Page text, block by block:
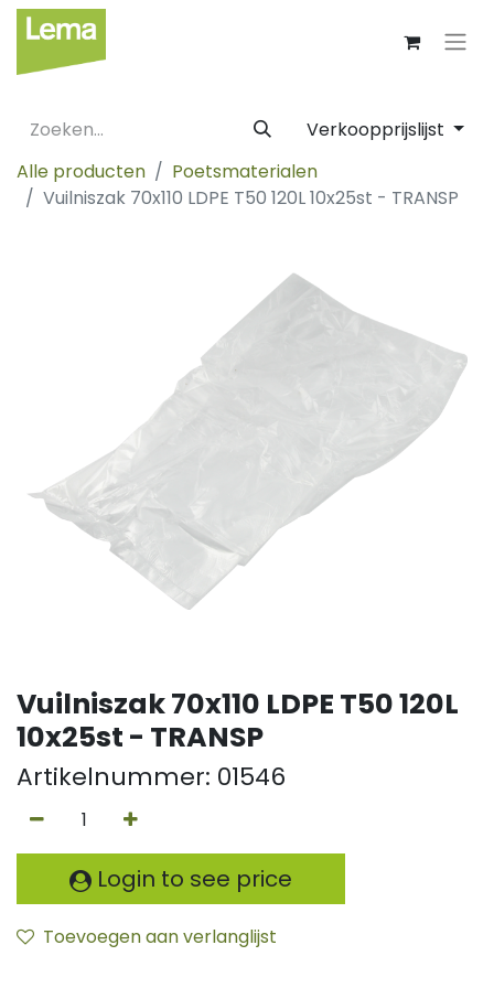
Verkoopprijslijst
Alle producten
Poetsmaterialen
Vuilniszak 70x110 LDPE T50 120L 10x25st - TRANSP
Vuilniszak 70x110 LDPE T50 120L
10x25st - TRANSP
Artikelnummer: 01546
Login to see price
Toevoegen aan verlanglijst